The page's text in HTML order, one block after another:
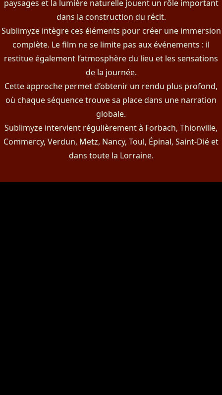
paysages et la lumière naturelle jouent un rôle important
dans la construction du récit.
Sublimyze intègre ces éléments pour créer une immersion
complète. Le film ne se limite pas aux événements : il
restitue également l’atmosphère du lieu et les sensations
de la journée.
Cette approche permet d’obtenir un rendu plus profond,
où chaque séquence trouve sa place dans une narration
globale.
Sublimyze intervient régulièrement à Forbach, Thionville,
Commercy, Verdun, Metz, Nancy, Toul, Épinal, Saint-Dié et
dans toute la Lorraine.